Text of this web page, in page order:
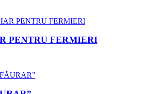
PENTRU FERMIERI